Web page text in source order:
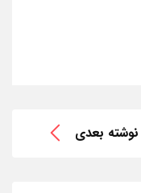
نوشته بعدی